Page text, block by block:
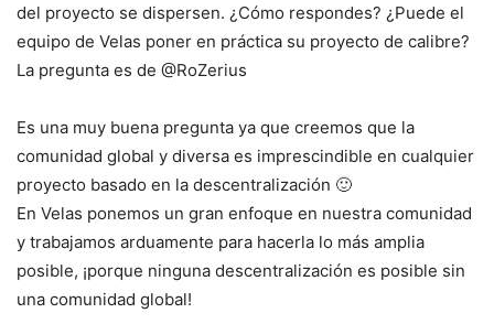
del proyecto se dispersen. ¿Cómo respondes? ¿Puede el
equipo de Velas poner en práctica su proyecto de calibre?
La pregunta es de @RoZerius
Es una muy buena pregunta ya que creemos que la
comunidad global y diversa es imprescindible en cualquier
proyecto basado en la descentralización 🙂
En Velas ponemos un gran enfoque en nuestra comunidad
y trabajamos arduamente para hacerla lo más amplia
posible, ¡porque ninguna descentralización es posible sin
una comunidad global!